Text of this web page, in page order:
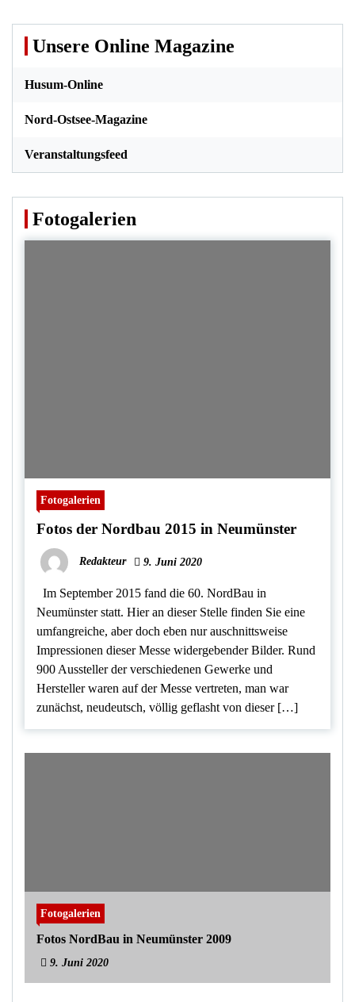
Unsere Online Magazine
Husum-Online
Nord-Ostsee-Magazine
Veranstaltungsfeed
Fotogalerien
Fotogalerien
Fotos der Nordbau 2015 in Neumünster
Redakteur 9. Juni 2020
Im September 2015 fand die 60. NordBau in
Neumünster statt. Hier an dieser Stelle finden Sie eine
umfangreiche, aber doch eben nur auschnittsweise
Impressionen dieser Messe widergebender Bilder. Rund
900 Aussteller der verschiedenen Gewerke und
Hersteller waren auf der Messe vertreten, man war
zunächst, neudeutsch, völlig geflasht von dieser […]
Fotogalerien
Fotos NordBau in Neumünster 2009
9. Juni 2020